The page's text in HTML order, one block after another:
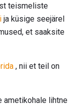
teismeliste
ja küsige seejärel
et saaksite
, nii et teil on
ametikohale lihtne